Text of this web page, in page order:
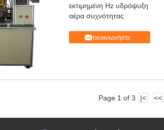
εκτιμημένη Hz υδρόψυξη
αέρα συχνότητας
Επικοινωνήστε
Page 1 of 3 |< <<